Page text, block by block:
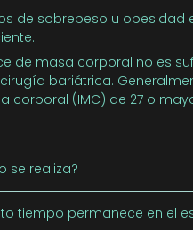
de sobrepeso u obesidad
de masa corporal no es
bariátrica.
corporal (IMC) de 27 o
se realiza?
tiempo permanece en el